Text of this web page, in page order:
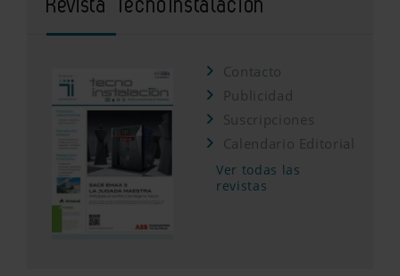
Revista TecnoInstalación
Contacto
Publicidad
Suscripciones
Calendario Editorial
Ver todas las
revistas